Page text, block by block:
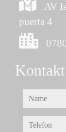
AV
puerta 4
Kontakt
name
telefon